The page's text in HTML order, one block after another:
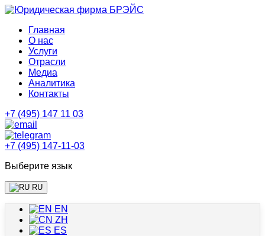
Главная
О нас
Услуги
Отрасли
Медиа
Аналитика
Контакты
+7 (495) 147 11 03
+7 (495) 147-11-03
Выберите язык
RU
EN
ZH
ES